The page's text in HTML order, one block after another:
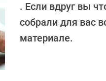
. Если вдруг вы
собрали для вас
материале.